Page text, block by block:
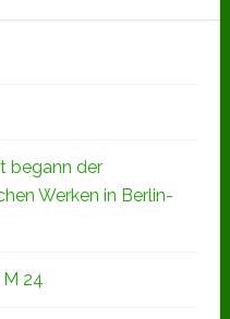
begann der
Werken in Berlin-
24